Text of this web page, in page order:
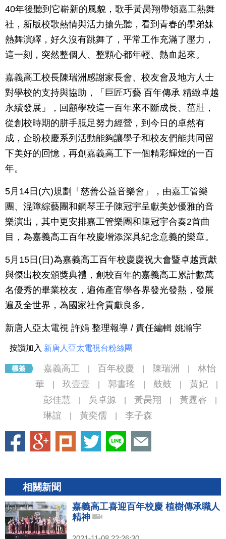
40年後聽到它嶄新的風貌，歌手黃昺翔帶領嘉工熱舞
社，新版校歌熱情與活力搶先聽，看到青春的學弟妹
熱舞演繹，好久沒有跳舞了，平常工作充滿了壓力，
這一刻，突然整個人、整顆心都年輕、熱血起來。
嘉義高工校長陳瑞洲感謝家長會、校友會及地方人士
對學校的支持與協助，「巨匠巧藝 百年傳承 精緻卓越
永續發展」，回顧學校這一百年來不斷成長、茁壯，
從創校時期的胼手胝足努力經營，到今日的卓然有
成，企盼校慶系列活動能夠讓學子和校友們能共同留
下美好的回憶，再創嘉義高工下一個精彩輝煌的一百
年。
5月14日(六)規劃「慈善公益音樂會」，由嘉工管樂
團、混障綜藝團和鋼琴王子陳冠宇呈獻美妙優雅的音
樂演出，其中更安排嘉工管樂團和陳冠宇合奏2首曲
目，為嘉義高工百年校慶增添深具紀念意義的樂章。
5月15日(日)為嘉義高工百年校慶慶祝大會暨卓越貢獻
與傑出校友頒獎典禮，創校百年的嘉義高工累計數萬
名優秀的畢業校友，遍佈產官學各界發光發熱，發展
遍及全世界，為國家社會貢獻良多。
新唐人亞太電視 許娟 整理報導 / 責任編輯 姚瀚宇
按讚加入 新唐人亞太電視台粉絲團
嘉義高工 百年校慶 陳瑞洲
林怡
華
玖壹壹 郭書瑤 鼓鼓 黃妃
彭佳慧 吳卓源 黃昺翔 黃霆睿
琳誼 黃奕儒 李子森
相關新聞
嘉義高工喜迎百年校慶 植樹傳承職人
精神